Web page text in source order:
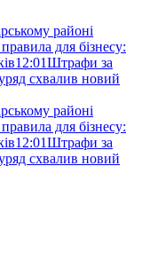
районі
для бізнесу:
12:01Штрафи за
схвалив новий
районі
для бізнесу:
12:01Штрафи за
схвалив новий